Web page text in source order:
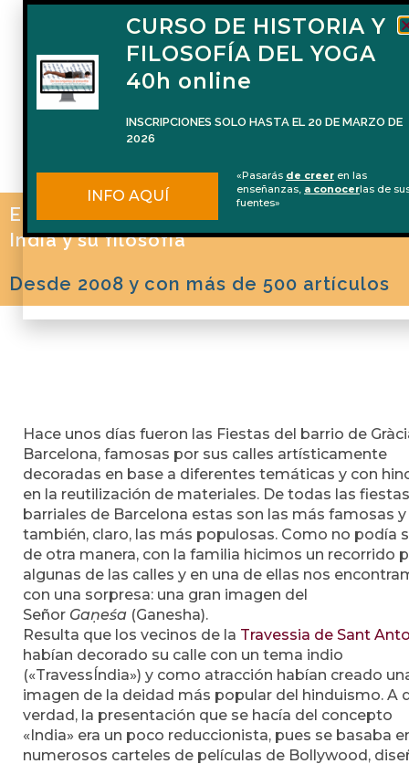
El blog de Naren Herrero sobre Yoga, la
India y su filosofía
Desde 2008 y con más de 500 artículos
Hace unos días fueron las Fiestas del barrio de
Barcelona, famosas por sus calles artísticamente
decoradas en base a diferentes temáticas y con
en la reutilización de materiales. De todas las fiestas
barriales de Barcelona estas son las más famosas y
también, claro, las más populosas. Como no podía
de otra manera, con la familia hicimos un recorrido
algunas de las calles y en una de ellas nos
con una sorpresa: una gran imagen del
Señor Gaṇeśa (Ganesha).
Resulta que los vecinos de la Travessia de Sant
habían decorado su calle con un tema indio
(«TravessÍndia») y como atracción habían creado
imagen de la deidad más popular del hinduismo. A
verdad, la presentación que se hacía del concepto
«India» era un poco reduccionista, pues se basaba
numerosos carteles de películas de Bollywood,
CURSO DE HISTORIA Y
FILOSOFÍA DEL YOGA
40h online
INSCRIPCIONES SOLO HASTA EL 20 DE MARZO DE
2026
INFO AQUÍ
«Pasarás de creer en las
enseñanzas, a conocerlas de
fuentes»